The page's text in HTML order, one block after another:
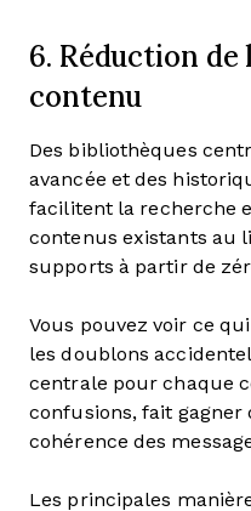
6. Réduction
contenu
Des bibliothèques
avancée et des
facilitent la recherche
contenus existants au
supports à partir de
Vous pouvez voir ce
les doublons
centrale pour chaque
confusions, fait
cohérence des
Les principales